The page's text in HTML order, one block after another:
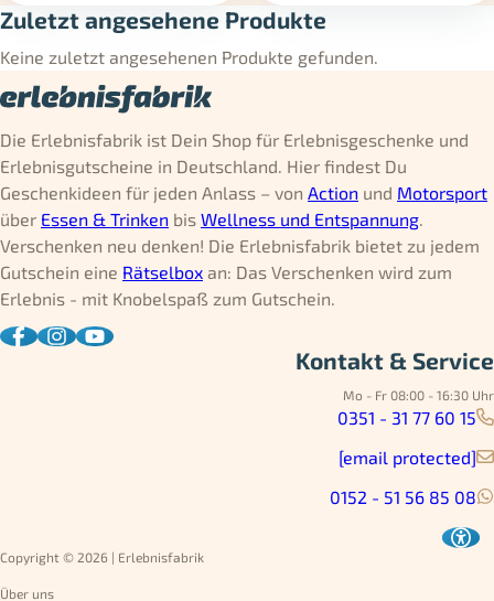
Zuletzt angesehene Produkte
Keine zuletzt angesehenen Produkte gefunden.
Die Erlebnisfabrik ist Dein Shop für Erlebnisgeschenke und
Erlebnisgutscheine in Deutschland. Hier findest Du
Geschenkideen für jeden Anlass – von Action und Motorsport
über Essen & Trinken bis Wellness und Entspannung.
Verschenken neu denken! Die Erlebnisfabrik bietet zu jedem
Gutschein eine Rätselbox an: Das Verschenken wird zum
Erlebnis - mit Knobelspaß zum Gutschein.
Kontakt & Service
Mo - Fr 08:00 - 16:30 Uhr
0351 - 31 77 60 15
[email protected]
0152 - 51 56 85 08
Copyright © 2026 | Erlebnisfabrik
Über uns